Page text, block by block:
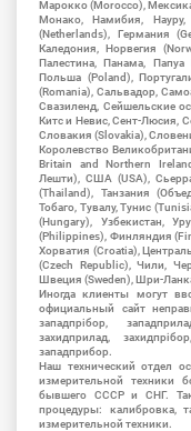
Марокко (Morocco),
Монако, Намибия,
(Netherlands), Германия
Каледония, Норвегия
Палестина, Панама,
Польша (Poland),
(Romania), Сальвадор,
Свазиленд, Сейшельские
Китс и Невис, Сент-Люсия,
Словакия (Slovakia),
Королевство
Britain and Northern
Лешти), США (USA),
(Thailand), Танзания
Тобаго, Тувалу, Тунис
(Hungary), Узбекистан,
(Philippines), Финляндия
Хорватия (Croatia),
(Czech Republic), Чили,
Швеция (Sweden), Шри-
Иногда клиенты могут
официальный сайт
западпрібор,
захидприлад,
западприбор.
Наш технический отдел
измерительной техники
бывшего СССР и СНГ.
процедуры: калибровка,
измерительной техники.